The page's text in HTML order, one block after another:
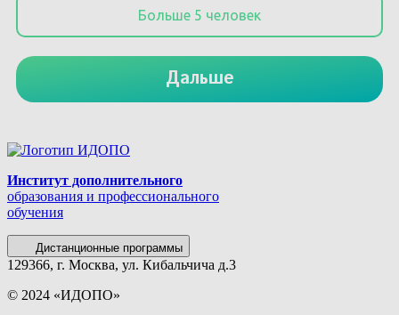
Институт дополнительного
образования и профессионального
обучения
Дистанционные программы
129366, г. Москва, ул. Кибальчича д.3
© 2024 «ИДОПО»